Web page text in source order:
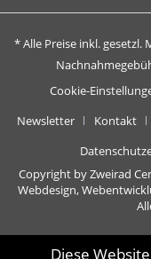
* Alle Preise inkl. gesetzl.
Cookie-
Newsletter
Kontakt
Copyright by Zweirad
Webdesign,
Diese